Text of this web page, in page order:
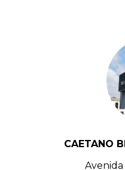
CAETANO
Avenida